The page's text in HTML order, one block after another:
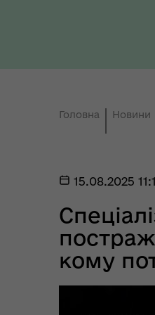
Ради
Головна Новини
15.08.2025
кому